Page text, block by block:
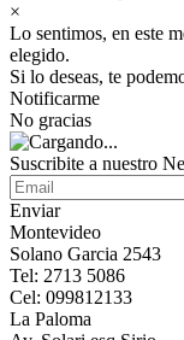
×
Lo sentimos, en este
elegido.
Si lo deseas, te
Notificarme
No gracias
Suscribite a nuestro
Enviar
Montevideo
Solano Garcia 2543
Tel: 2713 5086
Cel: 099812133
La Paloma